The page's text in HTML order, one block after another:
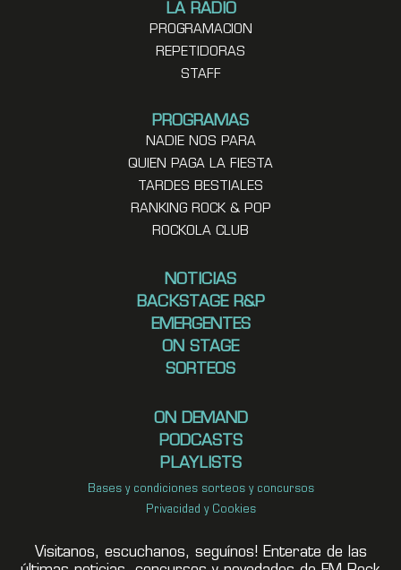
LA RADIO
PROGRAMACION
REPETIDORAS
STAFF
PROGRAMAS
NADIE NOS PARA
QUIEN PAGA LA FIESTA
TARDES BESTIALES
RANKING ROCK & POP
ROCKOLA CLUB
NOTICIAS
BACKSTAGE R&P
EMERGENTES
ON STAGE
SORTEOS
ON DEMAND
PODCASTS
PLAYLISTS
Bases y condiciones sorteos y concursos
Privacidad y Cookies
Visitanos, escuchanos, seguínos! Enterate de las